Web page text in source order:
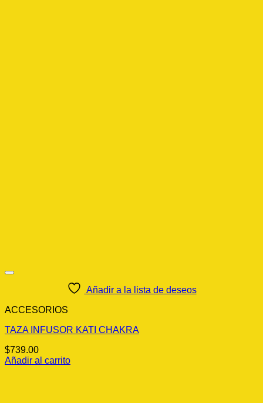
Añadir a la lista de deseos
ACCESORIOS
TAZA INFUSOR KATI CHAKRA
$739.00
Añadir al carrito